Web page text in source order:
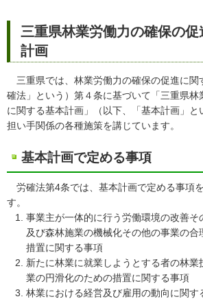
三重県林業労働力の確保の
計画
三重県では、林業労働力の確保の促進に関
確法」という）第４条に基づいて「三重県林
に関する基本計画」（以下、「基本計画」
担い手関係の各種施策を講じています。
基本計画で定める事項
労確法第4条では、基本計画で定める事項
す。
事業主が一体的に行う労働環境の改善そ
及び森林施業の機械化その他の事業の
措置に関する事項
新たに林業に就業しようとする者の林
業の円滑化のための措置に関する事項
林業における経営及び雇用の動向に関す